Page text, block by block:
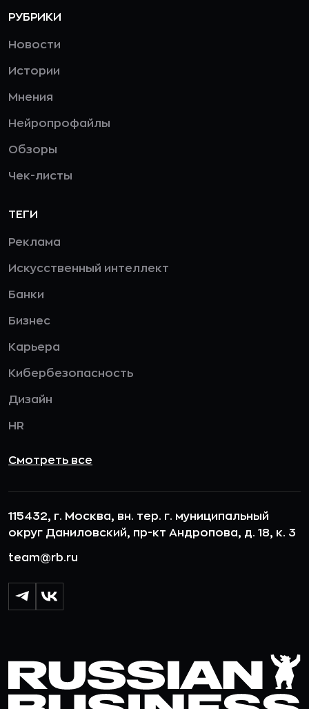
РУБРИКИ
Новости
Истории
Мнения
Нейропрофайлы
Обзоры
Чек-листы
ТЕГИ
Реклама
Искусственный интеллект
Банки
Бизнес
Карьера
Кибербезопасность
Дизайн
HR
Смотреть все
115432, г. Москва, вн. тер. г. муниципальный
округ Даниловский, пр-кт Андропова, д. 18, к. 3
team@rb.ru